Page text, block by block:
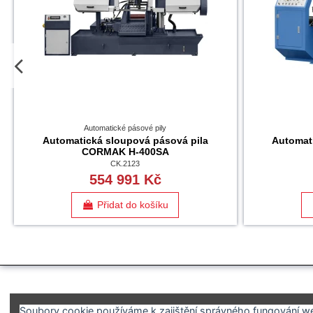
Automatické pásové pily
Automatická sloupová pásová pila
CORMAK H-400SA
CK.2123
554 991 Kč
Přidat do košíku
Soubory cookie používáme k zajištění správného fungování